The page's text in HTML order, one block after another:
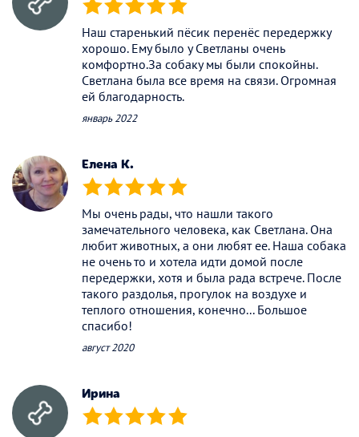
(*) (*) (*) (*) (*)
Наш старенький пёсик перенёс передержку
хорошо. Ему было у Светланы очень
комфортно.За собаку мы были спокойны.
Светлана была все время на связи. Огромная
ей благодарность.
январь 2022
Елена К.
(*) (*) (*) (*) (*)
Мы очень рады, что нашли такого
замечательного человека, как Светлана. Она
любит животных, а они любят ее. Наша собака
не очень то и хотела идти домой после
передержки, хотя и была рада встрече. После
такого раздолья, прогулок на воздухе и
теплого отношения, конечно... Большое
спасибо!
август 2020
Ирина
(*) (*) (*) (*) (*)